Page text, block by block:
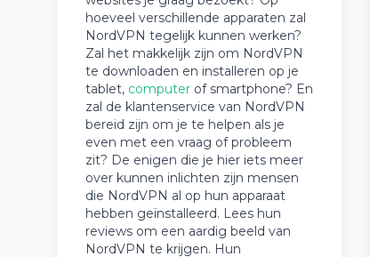
hoeveel verschillende apparaten zal
NordVPN tegelijk kunnen werken?
Zal het makkelijk zijn om NordVPN
te downloaden en installeren op je
tablet, computer of smartphone? En
zal de klantenservice van NordVPN
bereid zijn om je te helpen als je
even met een vraag of probleem
zit? De enigen die je hier iets meer
over kunnen inlichten zijn mensen
die NordVPN al op hun apparaat
hebben geïnstalleerd. Lees hun
reviews om een aardig beeld van
NordVPN te krijgen. Hun